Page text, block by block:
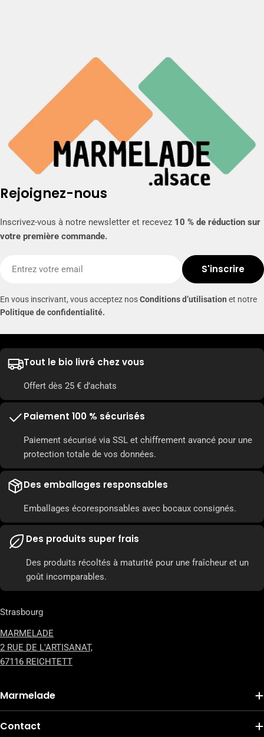
Rejoignez-nous
Inscrivez-vous à notre newsletter et recevez 10 % de réduction sur
votre première commande.
mail
S'inscrire
En vous inscrivant, vous acceptez nosConditions d’utilisation et notre
Politique de confidentialité.
Tout le bio livré chez vous
Offert dès 25 € d’achats
Paiement 100 % sécurisés
Paiement sécurisé via SSL et chiffrement avancé pour une
protection totale de vos données.
Des emballages responsables
Emballages écoresponsables avec bocaux consignés.
Des produits super frais
Des produits récoltés à maturité pour une fraîcheur et un
goût incomparables.
Strasbourg
MARMELADE
2 RUE DE L'ARTISANAT,
67116 REICHTETT
Marmelade
Contact